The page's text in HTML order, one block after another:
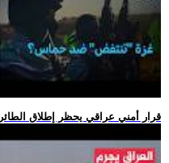
.. قرار أمني عراقي يحظر إطلاق